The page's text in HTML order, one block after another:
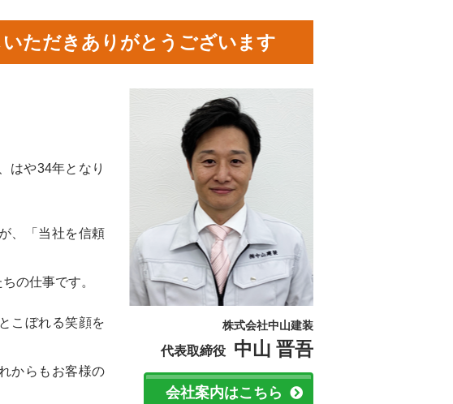
ただきありがとうございます
株式会社中山建装
代表取締役 中山 晋吾
会社案内はこちら
はや34年となり
、「当社を信頼
の仕事です。
こぼれる笑顔を
からもお客様の